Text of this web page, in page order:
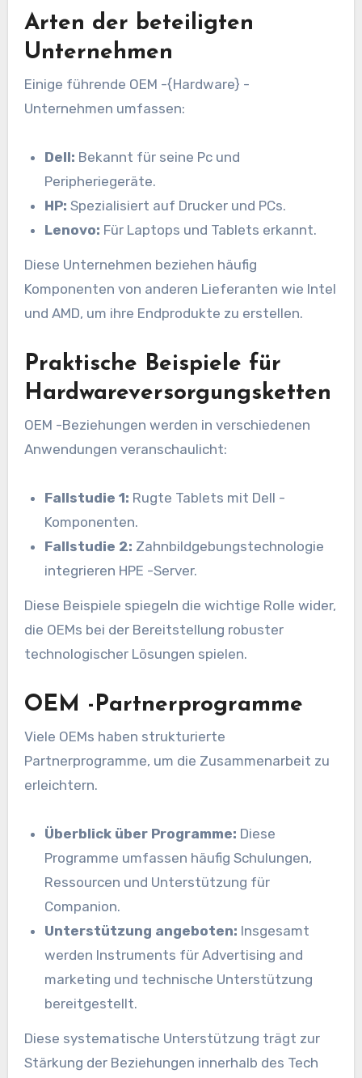
Arten der beteiligten
Unternehmen
Einige führende OEM -{Hardware} -
Unternehmen umfassen:
Dell: Bekannt für seine Pc und
Peripheriegeräte.
HP: Spezialisiert auf Drucker und PCs.
Lenovo: Für Laptops und Tablets erkannt.
Diese Unternehmen beziehen häufig
Komponenten von anderen Lieferanten wie Intel
und AMD, um ihre Endprodukte zu erstellen.
Praktische Beispiele für
Hardwareversorgungsketten
OEM -Beziehungen werden in verschiedenen
Anwendungen veranschaulicht:
Fallstudie 1: Rugte Tablets mit Dell -
Komponenten.
Fallstudie 2: Zahnbildgebungstechnologie
integrieren HPE -Server.
Diese Beispiele spiegeln die wichtige Rolle wider,
die OEMs bei der Bereitstellung robuster
technologischer Lösungen spielen.
OEM -Partnerprogramme
Viele OEMs haben strukturierte
Partnerprogramme, um die Zusammenarbeit zu
erleichtern.
Überblick über Programme: Diese
Programme umfassen häufig Schulungen,
Ressourcen und Unterstützung für
Companion.
Unterstützung angeboten: Insgesamt
werden Instruments für Advertising and
marketing und technische Unterstützung
bereitgestellt.
Diese systematische Unterstützung trägt zur
Stärkung der Beziehungen innerhalb des Tech